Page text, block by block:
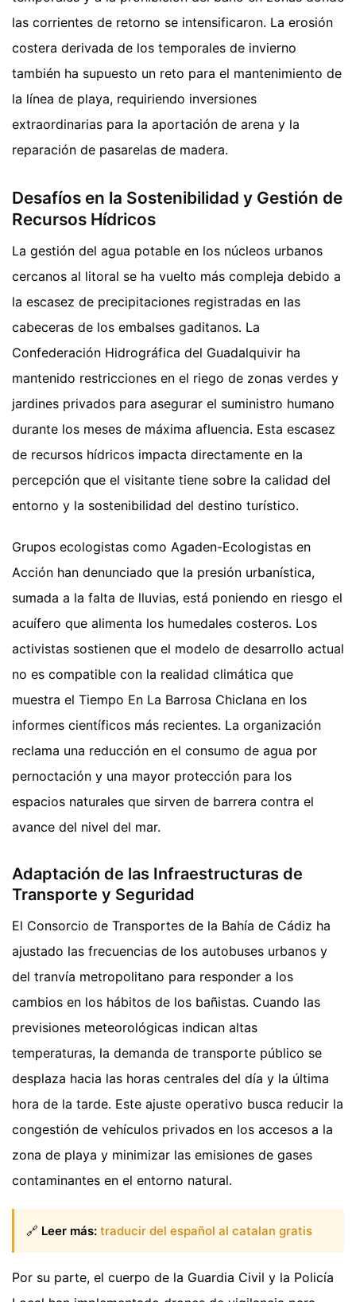
las corrientes de retorno se intensificaron. La erosión
costera derivada de los temporales de invierno
también ha supuesto un reto para el mantenimiento de
la línea de playa, requiriendo inversiones
extraordinarias para la aportación de arena y la
reparación de pasarelas de madera.
Desafíos en la Sostenibilidad y Gestión de
Recursos Hídricos
La gestión del agua potable en los núcleos urbanos
cercanos al litoral se ha vuelto más compleja debido a
la escasez de precipitaciones registradas en las
cabeceras de los embalses gaditanos. La
Confederación Hidrográfica del Guadalquivir ha
mantenido restricciones en el riego de zonas verdes y
jardines privados para asegurar el suministro humano
durante los meses de máxima afluencia. Esta escasez
de recursos hídricos impacta directamente en la
percepción que el visitante tiene sobre la calidad del
entorno y la sostenibilidad del destino turístico.
Grupos ecologistas como Agaden-Ecologistas en
Acción han denunciado que la presión urbanística,
sumada a la falta de lluvias, está poniendo en riesgo el
acuífero que alimenta los humedales costeros. Los
activistas sostienen que el modelo de desarrollo actual
no es compatible con la realidad climática que
muestra el Tiempo En La Barrosa Chiclana en los
informes científicos más recientes. La organización
reclama una reducción en el consumo de agua por
pernoctación y una mayor protección para los
espacios naturales que sirven de barrera contra el
avance del nivel del mar.
Adaptación de las Infraestructuras de
Transporte y Seguridad
El Consorcio de Transportes de la Bahía de Cádiz ha
ajustado las frecuencias de los autobuses urbanos y
del tranvía metropolitano para responder a los
cambios en los hábitos de los bañistas. Cuando las
previsiones meteorológicas indican altas
temperaturas, la demanda de transporte público se
desplaza hacia las horas centrales del día y la última
hora de la tarde. Este ajuste operativo busca reducir la
congestión de vehículos privados en los accesos a la
zona de playa y minimizar las emisiones de gases
contaminantes en el entorno natural.
🔗 Leer más: traducir del español al catalan gratis
Por su parte, el cuerpo de la Guardia Civil y la Policía